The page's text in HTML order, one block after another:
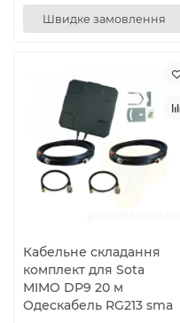
Швидке замовлення
Кабельне складання
комплект для Sota
MIMO DP9 20 м
Одескабель RG213 sma